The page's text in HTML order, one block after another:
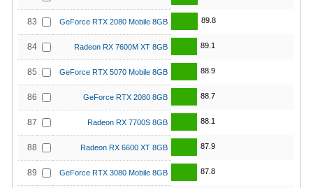
83 GeForce RTX 2080 Mobile 8GB 89.8
84 Radeon RX 7600M XT 8GB 89.1
85 GeForce RTX 5070 Mobile 8GB 88.9
86 GeForce RTX 2080 8GB 88.7
87 Radeon RX 7700S 8GB 88.1
88 Radeon RX 6600 XT 8GB 87.9
89 GeForce RTX 3080 Mobile 8GB 87.8